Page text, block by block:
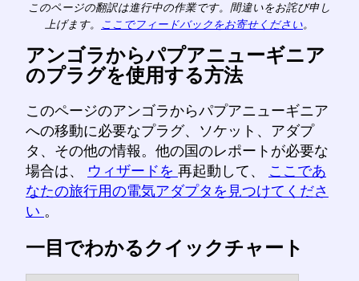
このページの翻訳は進行中の作業です。間違いをお詫び申し
上げます。
ここでフィードバックをお寄せください。
アンゴラからパプアニューギニア
のプラグを使用する方法
このページのアンゴラからパプアニューギニア
への移動に必要なプラグ、ソケット、アダプ
タ、その他の情報。他の国のレポートが必要な
場合は、 ウィザードを 再起動して、 ここであ
なたの旅行用の電気アダプタを見つけてくださ
い 。
一目でわかるクイックチャート